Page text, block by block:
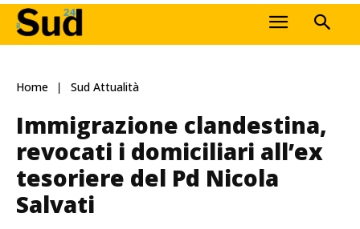
Home Sud Attualità
Immigrazione clandestina,
revocati i domiciliari all’ex
tesoriere del Pd Nicola
Salvati